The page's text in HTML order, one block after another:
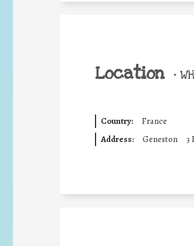
Location •
Country:
France
Address:
Geneston 3